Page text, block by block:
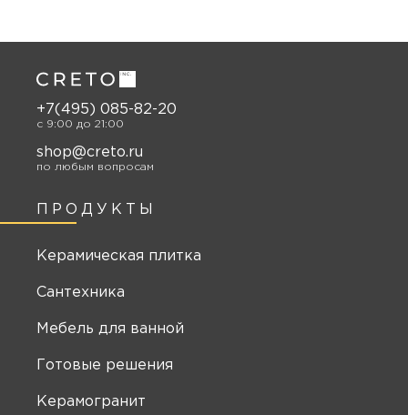
ПРОДУКТЫ
Керамическая плитка
Сантехника
Мебель для ванной
Готовые решения
Керамогранит
+7(495) 085-82-20
c 9:00 до 21:00
shop@creto.ru
по любым вопросам